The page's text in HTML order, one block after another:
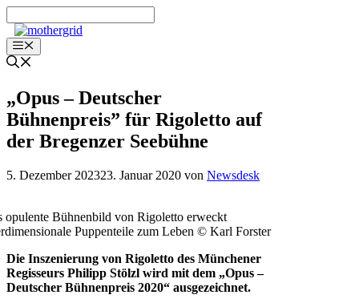
Inhalt
springenMenü
„Opus – Deutscher
Bühnenpreis” für Rigoletto auf
der Bregenzer Seebühne
5. Dezember 202323. Januar 2020 von Newsdesk
opulente Bühnenbild von Rigoletto erweckt
Puppenteile zum Leben © Karl Forster
Die Inszenierung von Rigoletto des Münchener
Regisseurs Philipp Stölzl wird mit dem „Opus –
Deutscher Bühnenpreis 2020“ ausgezeichnet.